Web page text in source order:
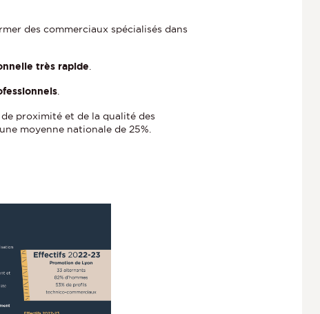
des commerciaux spécialisés dans
très rapide
proximité et de la qualité des
moyenne nationale de 25%.